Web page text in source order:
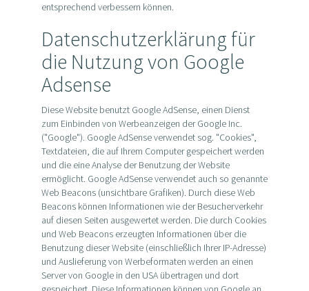
entsprechend verbessern können.
Datenschutzerklärung für
die Nutzung von Google
Adsense
Diese Website benutzt Google AdSense, einen Dienst
zum Einbinden von Werbeanzeigen der Google Inc.
("Google"). Google AdSense verwendet sog. "Cookies",
Textdateien, die auf Ihrem Computer gespeichert werden
und die eine Analyse der Benutzung der Website
ermöglicht. Google AdSense verwendet auch so genannte
Web Beacons (unsichtbare Grafiken). Durch diese Web
Beacons können Informationen wie der Besucherverkehr
auf diesen Seiten ausgewertet werden. Die durch Cookies
und Web Beacons erzeugten Informationen über die
Benutzung dieser Website (einschließlich Ihrer IP-Adresse)
und Auslieferung von Werbeformaten werden an einen
Server von Google in den USA übertragen und dort